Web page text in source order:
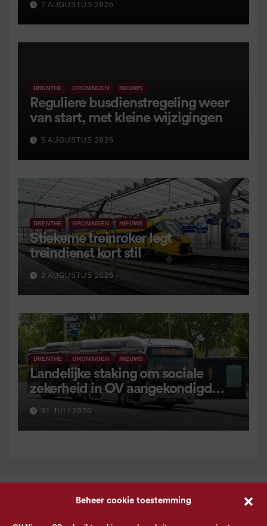
Beheer cookie toestemming
7 AUGUSTUS 2026
DRENTHE GRONINGEN NIEUWS
Reguliere busdienstregeling weer
van start, met kleine wijzigingen
5 AUGUSTUS 2026
DRENTHE GRONINGEN NIEUWS
Stiekeme treinroker legt
treindienst kort stil
2 AUGUSTUS 2026
DRENTHE GRONINGEN NIEUWS
Landelijke staking om sociale
zekerheid in OV aangekondigd
voor 9 september
31 JULI 2026